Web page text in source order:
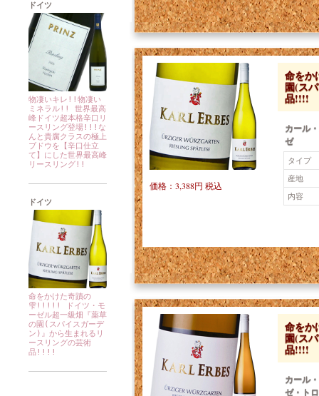
ドイツ
物凄いキレ!!物凄い
ミネラル!! 世界最高
峰ドイツ超本格辛口リ
ースリング登場!!!な
んと貴腐クラスの極上
ブドウを【辛口仕立
て】にした世界最高峰
リースリング!!
ドイツ
命をかけた奇蹟の
雫!!!!! ドイツ・モ
ーゼル超一級畑『薬草
の園(スパイスガーデ
ン)』から生まれるリ
ースリングの芸術
品!!!!
命をか
園(ス
品!!!!
カール
ゼ
タイプ
産地
内容
価格：3,388円 税込
命をか
園(ス
品!!!!
カール
ゼ・ト